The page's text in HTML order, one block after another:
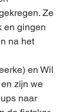
Ze
en gingen
na het
en Wil
zijn we
naar